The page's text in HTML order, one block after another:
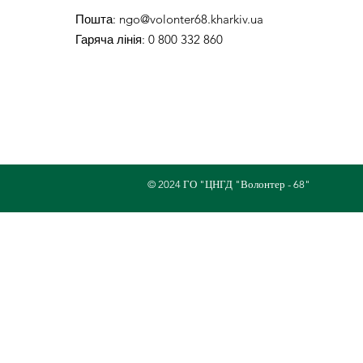
Пошта: ngo@volonter68.kharkiv.ua
Гаряча лінія: 0 800 332 860
© 2024 ГО "ЦНГД "Волонтер - 68"